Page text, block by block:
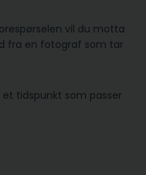
vil du motta
fra en fotograf som tar
tidspunkt som passer